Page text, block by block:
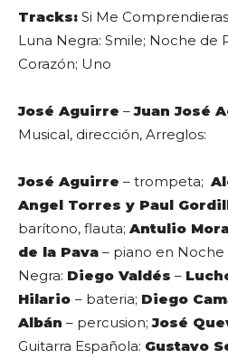
Tracks: Si Me
Luna Negra: Smile; Noche de
Corazón; Uno
José Aguirre –Juan José
Musical, dirección, Arreglos:
José Aguirre – trompeta;
Angel Torres y Paul
barítono, flauta; Antulio
de la Pava – piano en Noche
Negra: Diego Valdés –
Hilario – bateria; Diego
Albán – percusion;José
Guitarra Española: Gustavo